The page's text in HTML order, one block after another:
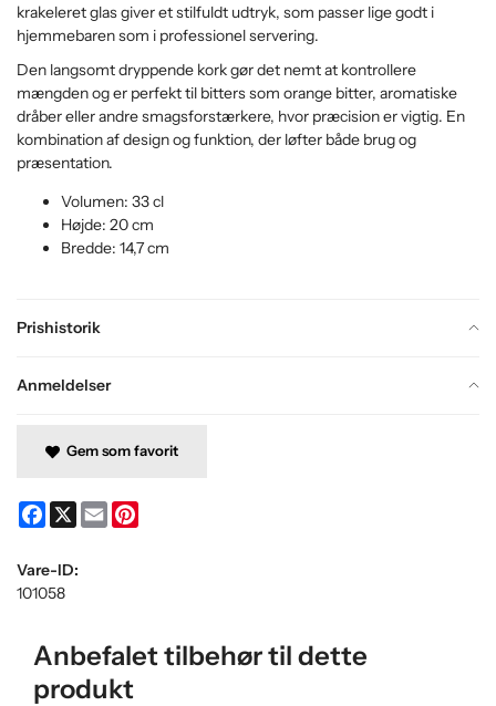
Prishistorik
Anmeldelser
krakeleret glas giver et stilfuldt udtryk, som passer lige godt i
hjemmebaren som i professionel servering.
Den langsomt dryppende kork gør det nemt at kontrollere
mængden og er perfekt til bitters som orange bitter, aromatiske
dråber eller andre smagsforstærkere, hvor præcision er vigtig. En
kombination af design og funktion, der løfter både brug og
præsentation.
Volumen: 33 cl
Højde: 20 cm
Bredde: 14,7 cm
Gem som favorit
Facebook
X Email
Vare-ID:
101058
Anbefalet tilbehør til dette
produkt